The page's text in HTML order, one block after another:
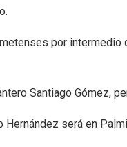
por intermedio
Santiago Gómez,
será en